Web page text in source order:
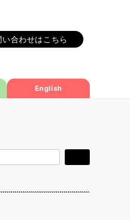
い合わせはこちら
English